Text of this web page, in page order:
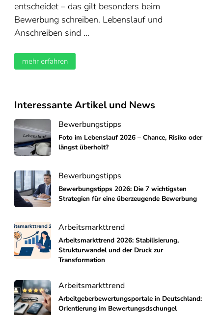
entscheidet – das gilt besonders beim
Bewerbung schreiben. Lebenslauf und
Anschreiben sind …
mehr erfahren
Interessante Artikel und News
Bewerbungstipps
Foto im Lebenslauf 2026 – Chance, Risiko oder
längst überholt?
Bewerbungstipps
Bewerbungstipps 2026: Die 7 wichtigsten
Strategien für eine überzeugende Bewerbung
Arbeitsmarkttrend
Arbeitsmarkttrend 2026: Stabilisierung,
Strukturwandel und der Druck zur
Transformation
Arbeitsmarkttrend
Arbeitgeberbewertungsportale in Deutschland:
Orientierung im Bewertungsdschungel